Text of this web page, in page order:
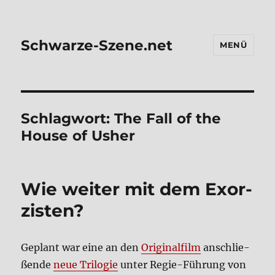
Schwarze-Szene.net MENÜ
Schlagwort:The Fall of the
House of Usher
Wie wei­ter mit dem Exor­
zi­sten?
Geplant war eine an denOri­gi­nal­film anschlie­
ßen­deneue Tri­lo­gie unter Regie-Füh­rung von